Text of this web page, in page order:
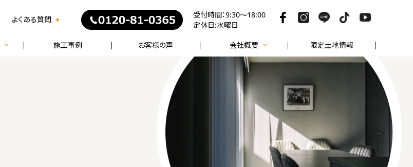
よくある質問
受付時間：9:30～18:00
定休日:水曜日
施工事例 お客様の声 会社概要 限定土地情報